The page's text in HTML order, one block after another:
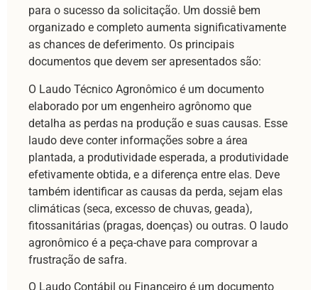
para o sucesso da solicitação. Um dossiê bem
organizado e completo aumenta significativamente
as chances de deferimento. Os principais
documentos que devem ser apresentados são:
O Laudo Técnico Agronômico é um documento
elaborado por um engenheiro agrônomo que
detalha as perdas na produção e suas causas. Esse
laudo deve conter informações sobre a área
plantada, a produtividade esperada, a produtividade
efetivamente obtida, e a diferença entre elas. Deve
também identificar as causas da perda, sejam elas
climáticas (seca, excesso de chuvas, geada),
fitossanitárias (pragas, doenças) ou outras. O laudo
agronômico é a peça-chave para comprovar a
frustração de safra.
O Laudo Contábil ou Financeiro é um documento